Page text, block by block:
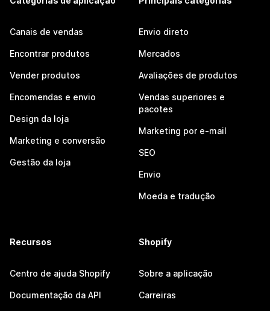
Canais de vendas
Encontrar produtos
Vender produtos
Encomendas e envio
Design da loja
Marketing e conversão
Gestão da loja
Envio direto
Mercados
Avaliações de produtos
Vendas superiores e
pacotes
Marketing por e-mail
SEO
Envio
Moeda e tradução
Recursos
Centro de ajuda Shopify
Documentação da API
Shopify
Sobre a aplicação
Carreiras